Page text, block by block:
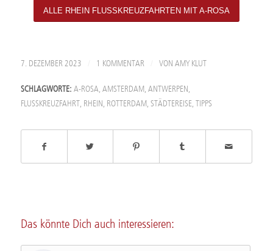
ALLE RHEIN FLUSSKREUZFAHRTEN MIT A-ROSA
7. DEZEMBER 2023 1 KOMMENTAR VON AMY KLUT
SCHLAGWORTE: A-ROSA, AMSTERDAM, ANTWERPEN ,
FLUSSKREUZFAHRT , RHEIN , ROTTERDAM, STÄDTEREISE, TIPPS
Das könnte Dich auch interessieren: